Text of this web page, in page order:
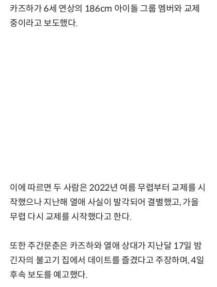
카즈하가 6세 연상의 186cm 아이돌 그룹 멤버와 교제
중이라고 보도했다.
이에 따르면 두 사람은 2022년 여름 무렵부터 교제를 시
작했으나 지난해 열애 사실이 발각되어 결별했고, 가을
무렵 다시 교제를 시작했다고 한다.
또한 주간문춘은 카즈하와 열애 상대가 지난달 17일 밤
긴자의 불고기 집에서 데이트를 즐겼다고 주장하며, 4일
후속 보도를 예고했다.